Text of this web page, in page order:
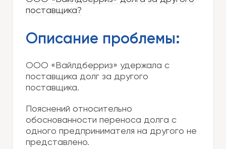
поставщика?
Описание проблемы:
ООО «Вайлдберриз» удержала с
поставщика долг за другого
поставщика.
Пояснений относительно
обоснованности переноса долга с
одного предпринимателя на другого не
представлено.